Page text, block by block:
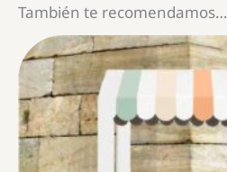
También te recomendamos…